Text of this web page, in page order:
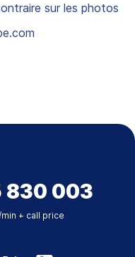
sur les photos
830 003
+ call price